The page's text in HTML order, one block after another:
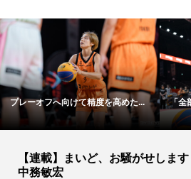
プレーオフへ向けて精度を高めた... 「全
【連載】まいど、お騒がせしま
中務敏宏